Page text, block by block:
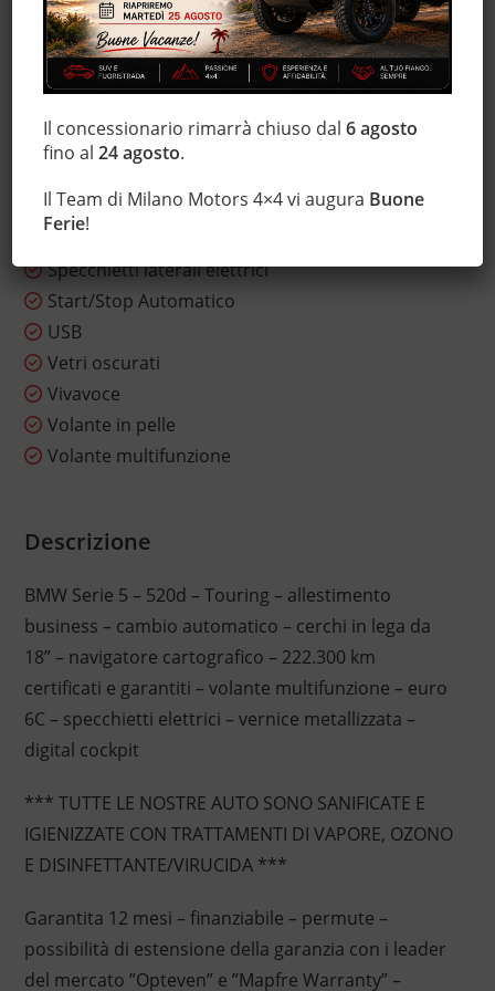
Sensore di luce
Sensore di pioggia
Sensori di parcheggio anteriori
Sensori di parcheggio posteriori
Servosterzo
Sistema di visione notturna
Specchietti laterali elettrici
Start/Stop Automatico
USB
Vetri oscurati
Vivavoce
Volante in pelle
Volante multifunzione
Descrizione
BMW Serie 5 – 520d – Touring – allestimento
business – cambio automatico – cerchi in lega da
18” – navigatore cartografico – 222.300 km
certificati e garantiti – volante multifunzione – euro
6C – specchietti elettrici – vernice metallizzata –
digital cockpit
*** TUTTE LE NOSTRE AUTO SONO SANIFICATE E
IGIENIZZATE CON TRATTAMENTI DI VAPORE, OZONO
E DISINFETTANTE/VIRUCIDA ***
Garantita 12 mesi – finanziabile – permute –
possibilità di estensione della garanzia con i leader
del mercato ”Opteven” e ”Mapfre Warranty” –
Il concessionario rimarrà chiuso dal6 agosto
fino al24 agosto.
Il Team di Milano Motors 4×4 vi augura Buone
Ferie!